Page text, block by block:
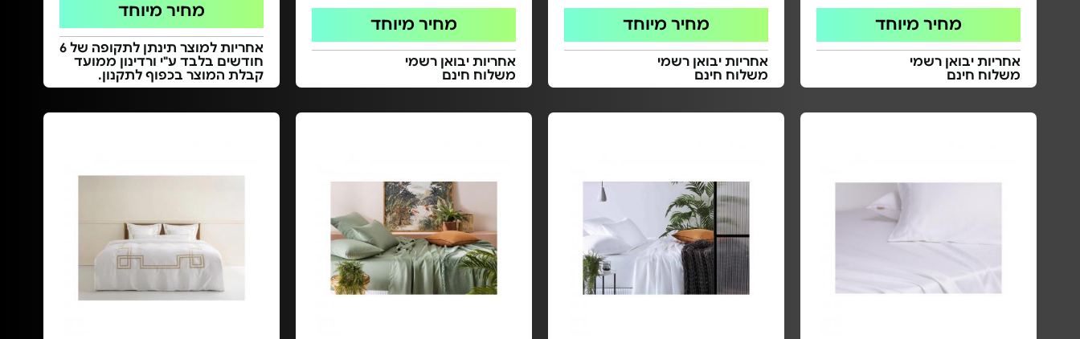
מחיר מיוחד
אחריות יבואן רשמי
משלוח חינם
מחיר מיוחד
אחריות יבואן רשמי
משלוח חינם
מחיר מיוחד
אחריות יבואן רשמי
משלוח חינם
מחיר מיוחד
אחריות למוצר תינתן לתקופה של 6
חודשים בלבד ע"י ורדינון ממועד
קבלת המוצר בכפוף לתקנון.